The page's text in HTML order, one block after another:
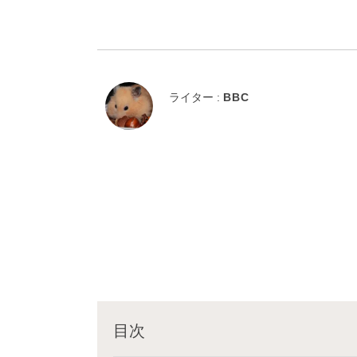
ライター : BBC
目次